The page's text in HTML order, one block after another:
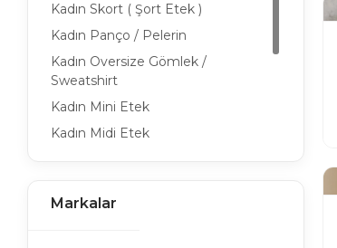
Kadın Skort ( Şort Etek )
Kadın Panço / Pelerin
Kadın Oversize Gömlek /
Sweatshirt
Kadın Mini Etek
Kadın Midi Etek
Kadın Günlük Elbise
Markalar